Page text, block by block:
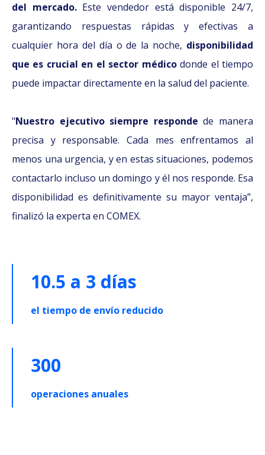
10.5 a 3 días
el tiempo de envío reducido
300
operaciones anuales
del mercado.Este vendedor está disponible 24/7,
garantizando respuestas rápidas y efectivas a
cualquier hora del día o de la noche, disponibilidad
que es crucial en el sector médicodonde el tiempo
puede impactar directamente en la salud del paciente.
"Nuestro ejecutivo siempre responde de manera
precisa y responsable. Cada mes enfrentamos al
menos una urgencia, y en estas situaciones, podemos
contactarlo incluso un domingo y él nos responde. Esa
disponibilidad es definitivamente su mayor ventaja”,
finalizó la experta en COMEX.